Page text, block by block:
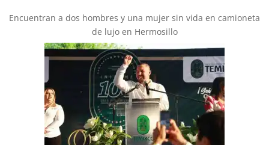
Encuentran a dos hombres y una mujer sin vida en camioneta
de lujo en Hermosillo